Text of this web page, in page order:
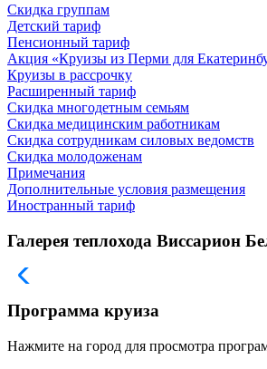
Скидка группам
Детский тариф
Пенсионный тариф
Акция «Круизы из Перми для
Круизы в рассрочку
Расширенный тариф
Скидка многодетным семьям
Скидка медицинским работникам
Скидка сотрудникам силовых ведомств
Скидка молодоженам
Примечания
Дополнительные условия размещения
Иностранный тариф
Галерея теплохода Виссарион
Программа круиза
Нажмите на город для просмотра